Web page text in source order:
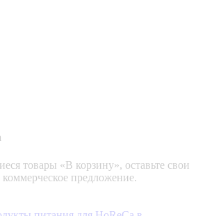
товары «‎В корзину»‎, оставьте свои
предложение.